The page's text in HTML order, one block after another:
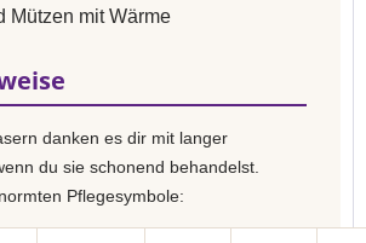
Mützen mit Wärme
danken es dir mit langer
du sie schonend behandelst.
Pflegesymbole: